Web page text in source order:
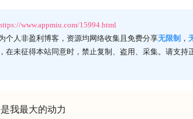
www.appmiu.com/15994.html
个人非盈利博客，资源均网络收集且免费分享无限制 ，
在未征得本站同意时，禁止复制、盗用、采集。请支持
我最大的动力